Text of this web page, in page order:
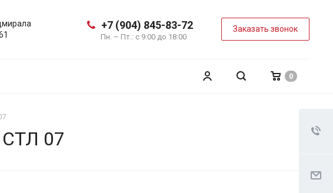
+7 (904) 845-83-72
Пн. – Пт.: с 9:00 до 18:00
Заказать звонок
0
07